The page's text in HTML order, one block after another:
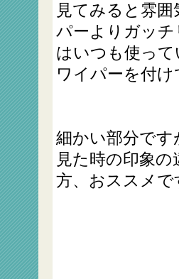
見てみると雰
パーよりガッ
はいつも使っ
ワイパーを付
細かい部分で
見た時の印象
方、おススメで